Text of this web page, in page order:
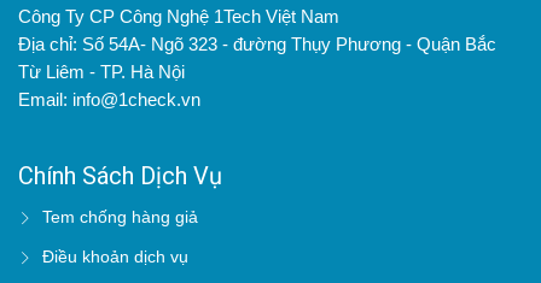
Công Ty CP Công Nghệ 1Tech Việt Nam
Địa chỉ: Số 54A- Ngõ 323 - đường Thụy Phương - Quận Bắc
Từ Liêm - TP. Hà Nội
Email: info@1check.vn
Chính Sách Dịch Vụ
Tem chống hàng giả
Điều khoản dịch vụ